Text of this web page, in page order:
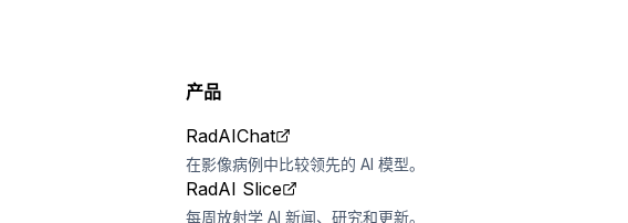
产品
RadAIChat
在影像病例中比较领先的 AI 模型。
RadAI Slice
每周放射学 AI 新闻、研究和更新。